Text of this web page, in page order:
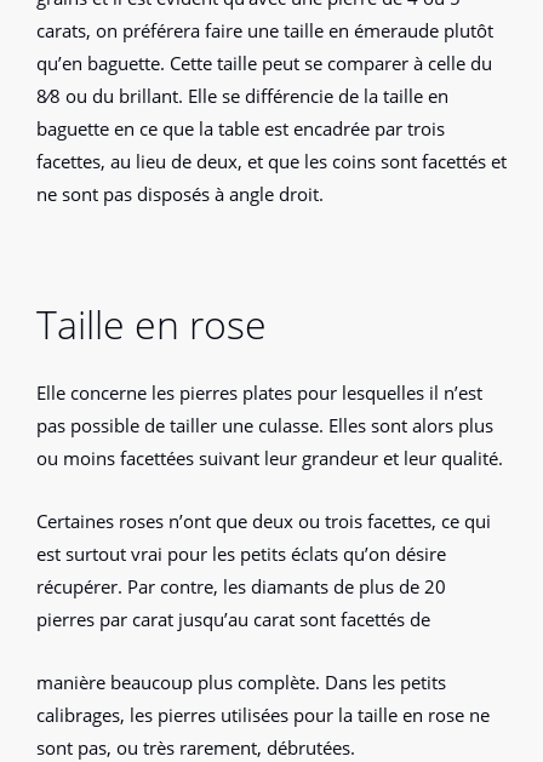
carats, on préférera faire une taille en émeraude plutôt
qu’en baguette. Cette taille peut se comparer à celle du
8⁄8 ou du brillant. Elle se différencie de la taille en
baguette en ce que la table est encadrée par trois
facettes, au lieu de deux, et que les coins sont facettés et
ne sont pas disposés à angle droit.
Taille en rose
Elle concerne les pierres plates pour lesquelles il n’est
pas possible de tailler une culasse. Elles sont alors plus
ou moins facettées suivant leur grandeur et leur qualité.
Certaines roses n’ont que deux ou trois facettes, ce qui
est surtout vrai pour les petits éclats qu’on désire
récupérer. Par contre, les diamants de plus de 20
pierres par carat jusqu’au carat sont facettés de
manière beaucoup plus complète. Dans les petits
calibrages, les pierres utilisées pour la taille en rose ne
sont pas, ou très rarement, débrutées.